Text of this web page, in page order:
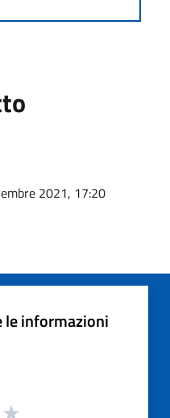
2021, 17:20
le informazioni